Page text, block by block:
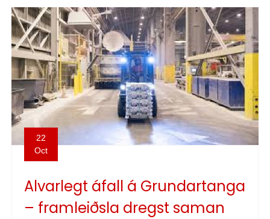
22
Oct
Alvarlegt áfall á Grundartanga
– framleiðsla dregst saman